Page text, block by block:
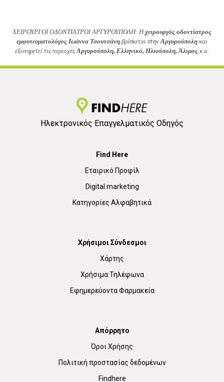
ΧΕΙΡΟΥΡΓΟΙ ΟΔΟΝΤΙΑΤΡΟΙ ΑΡΓΥΡΟΥΠΟΛΗ: Η χειρουργός οδοντίατρος
εμφυτευματολόγος Ιωάννα Τσουτσάνη βρίσκεται στηνΑργυρούπολη και
εξυπηρετεί τις περιοχέςΑργυρούπολη, Ελληνικό, Ηλιούπολη, Άλιμος κ.α.
Ηλεκτρονικός Επαγγελματικός Οδηγός
Find Here
Εταιρικό Προφίλ
Digital marketing
Κατηγορίες Αλφαβητικά
Χρήσιμοι Σύνδεσμοι
Χάρτης
Χρήσιμα Τηλέφωνα
Εφημερεύοντα Φαρμακεία
Απόρρητο
Όροι Χρήσης
Πολιτική προστασίας δεδομένων
Findhere